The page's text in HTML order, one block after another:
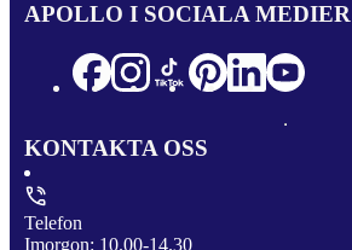
APOLLO I SOCIALA MEDIER
KONTAKTA OSS
Telefon
Imorgon: 10.00-14.30